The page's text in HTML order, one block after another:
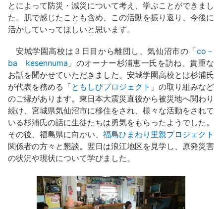
とによって防災・減災について考え、学ぶことができまし
た。肌で感じたことも含め、この活動を振り返り、今後に
活かしていってほしいと思います。
安城学園高校は３日目から離団し、気仙沼市の「co－
ba kesennuma 」のオーナー杉浦恵一氏を訪ね、貴重な
お話を聞かせていただきました。安城学園高校とは杉浦氏
が代表を務める「ともしびプロジェクト 」の取り組みなど
のご縁があります。東日本大震災直後から被災地へ関わり
続け、宮城県気仙沼市に移住をされ、様々な活動をされて
いる杉浦氏の話に生徒たちは勇気をもらったようでした。
その後、福島県に向かい、 福島ひまわり里親プロジェクト
関係者の方々と懇談。翌日は浪江地区を見学し、原発災害
の状況や現状について学びました。